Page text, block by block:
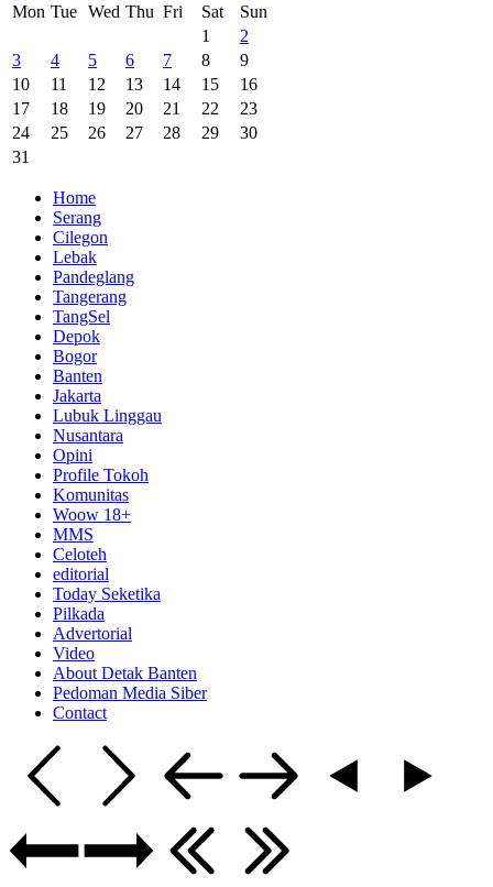
Mon Tue Wed Thu Fri Sat
Sun
1
2
3
4 5 6 7 8
9
10
11 12 13 14 15
16
17
18 19 20 21 22
23
24
25 26 27 28 29
30
31
Home
Serang
Cilegon
Lebak
Pandeglang
Tangerang
TangSel
Depok
Bogor
Banten
Jakarta
Lubuk Linggau
Nusantara
Opini
Profile Tokoh
Komunitas
Woow 18+
MMS
Celoteh
editorial
Today Seketika
Pilkada
Advertorial
Video
About Detak Banten
Pedoman Media Siber
Contact